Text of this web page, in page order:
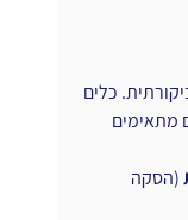
כלים
מתאימים
(הסקה